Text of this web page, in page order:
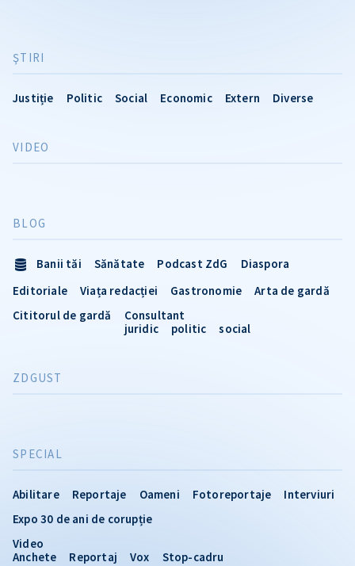
ŞTIRI
Justiție Politic Social Economic Extern Diverse
VIDEO
SPECIAL
Abilitare Reportaje Oameni Fotoreportaje
Interviuri
Expo 30 de ani de corupție
Video
Anchete
Reportaj Vox Stop-cadru
BLOG
Banii tăi Sănătate Podcast ZdG
Diaspora
Editoriale
Viața redacției Gastronomie
Arta de gardă
Cititorul de gardă
Consultant
juridic
politic social
ZDGUST